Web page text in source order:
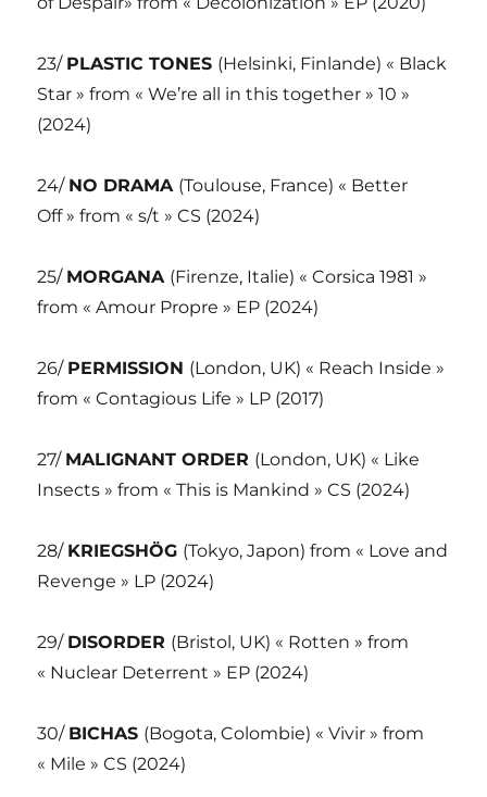
23/ PLASTIC TONES (Helsinki, Finlande) « Black
Star » from « We’re all in this together » 10 »
(2024)
24/ NO DRAMA (Toulouse, France) « Better
Off » from « s/t » CS (2024)
25/ MORGANA (Firenze, Italie) « Corsica 1981 »
from « Amour Propre » EP (2024)
26/ PERMISSION (London, UK) « Reach Inside »
from « Contagious Life » LP (2017)
27/ MALIGNANT ORDER (London, UK) « Like
Insects » from « This is Mankind » CS (2024)
28/ KRIEGSHÖG (Tokyo, Japon) from « Love and
Revenge » LP (2024)
29/ DISORDER (Bristol, UK) « Rotten » from
« Nuclear Deterrent » EP (2024)
30/ BICHAS (Bogota, Colombie) « Vivir » from
« Mile » CS (2024)